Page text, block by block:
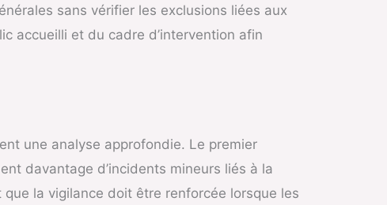
sans vérifier les exclusions liées aux
accueilli et du cadre d’intervention afin
une analyse approfondie. Le premier
davantage d’incidents mineurs liés à la
la vigilance doit être renforcée lorsque les